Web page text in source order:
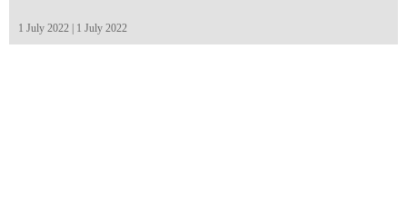
1 July 2022 | 1 July 2022